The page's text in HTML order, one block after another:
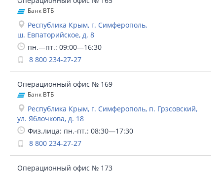
Банк ВТБ
Республика Крым, г. Симферополь,
ш. Евпаторийское, д. 8
пн.—пт.: 09:00—16:30
8 800 234-27-27
Операционный офис № 169
Банк ВТБ
Республика Крым, г. Симферополь, п. Грэсовский,
ул. Яблочкова, д. 18
Физ.лица: пн.-пт.: 08:30—17:30
8 800 234-27-27
Операционный офис № 173